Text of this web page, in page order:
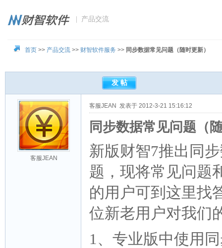
| 产品交流
首页 >> 产品交流 >> 财智软件服务 >> 同步数据常见问题（随时更新）
客服JEAN
客服JEAN 发表于 2012-3-21 15:16:12
同步数据常见问题（
新版财智7推出同
题，现将常见问题
的用户可到这里找
位新老用户对我们
1、专业版中使用